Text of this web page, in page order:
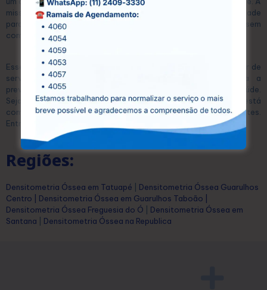
missão da CEDUSP é proporcionar acesso à saúde de qualidade
para toda a comunidade, oferecendo preços acessíveis sem
comprometer a eficiência e a precisão dos exames.
Esse equilíbrio permite que qualquer pessoa possa se beneficiar de
serviços diagnósticos de alta qualidade, essenciais para a
prevenção e o tratamento eficaz de diversas condições de saúde.
Seja para exames laboratoriais ou ultrassonografias, a CEDUSP está
comprometida com a saúde e o bem-estar dos seus pacientes.
Entre em contato conosco hoje mesmo e agende seu exame!
Regiões:
Densitometria Óssea em Tatuapé
Densitometria Óssea Guarulhos
Centro
Densitometria Óssea em Guarulhos Taboão
Densitometria Óssea Freguesia do Ó
Densitometria Óssea em
Santana
Densitometria Óssea na Republica